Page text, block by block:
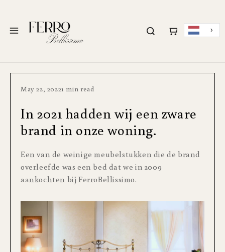
May 22, 20221 min read
In 2021 hadden wij een zware
brand in onze woning.
Een van de weinige meubelstukken die de brand
overleefde was een bed dat we in 2009
aankochten bij FerroBellissimo.